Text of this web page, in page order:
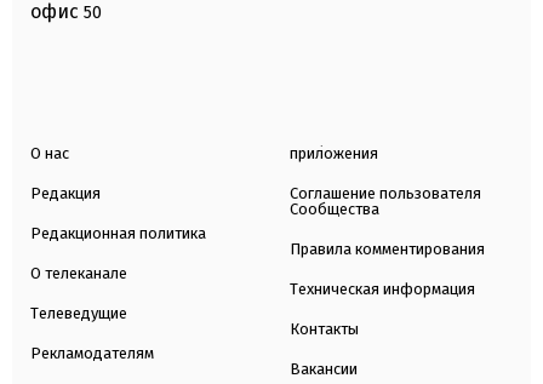
офис 50
О нас
Редакция
Редакционная политика
О телеканале
Телеведущие
Рекламодателям
приложения
Соглашение пользователя
Сообщества
Правила комментирования
Техническая информация
Контакты
Вакансии